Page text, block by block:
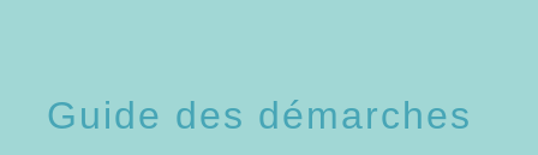
Guide des démarches